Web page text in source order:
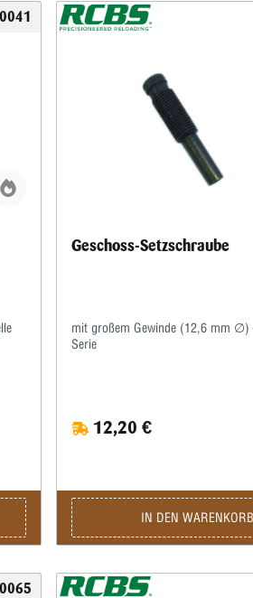
Geschoss-Setzschraube
mit großem Gewinde (12,6 mm ∅)
Serie
12,20 €
IN DEN WARENKORB